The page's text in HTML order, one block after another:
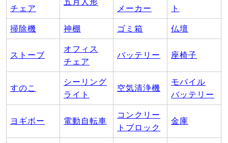
チェア
五月人形
メーカー
ト
掃除機 神棚 ゴミ箱 仏壇
ストーブ
オフィス
チェア
バッテリー 座椅子
すのこ
シーリング
ライト
空気清浄機
モバイル
バッテリー
ヨギボー 電動自転車
コンクリー
トブロック
金庫